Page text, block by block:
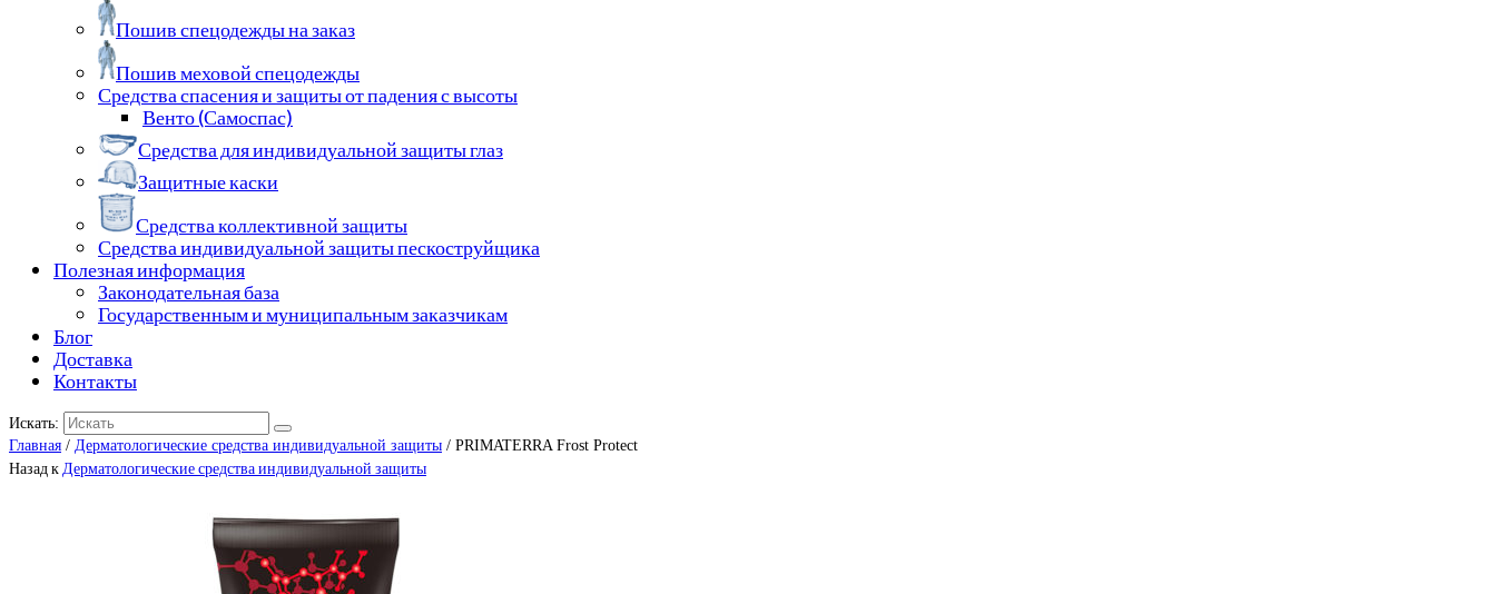
Пошив спецодежды на заказ
Пошив меховой спецодежды
Средства спасения и защиты от падения с высоты
Венто (Самоспас)
Средства для индивидуальной защиты глаз
Защитные каски
Средства коллективной защиты
Средства индивидуальной защиты пескоструйщика
Полезная информация
Законодательная база
Государственным и муниципальным заказчикам
Блог
Доставка
Контакты
Искать:
Главная / Дерматологические средства индивидуальной защиты / PRIMATERRA Frost Protect
Назад к Дерматологические средства индивидуальной защиты